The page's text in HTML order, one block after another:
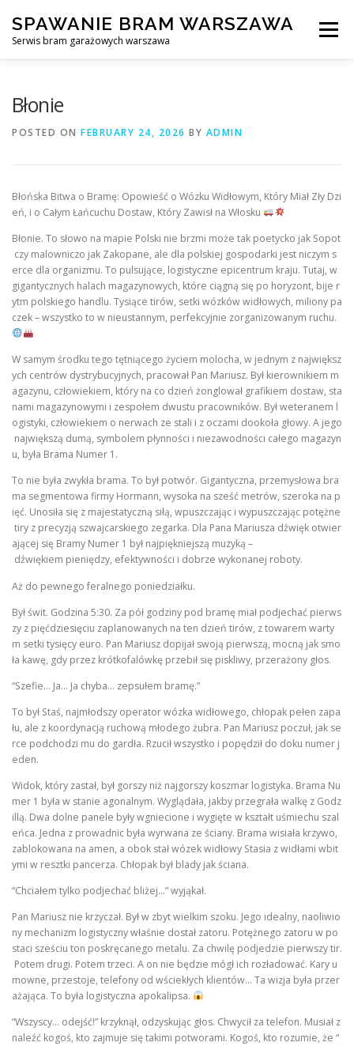
content
SPAWANIE BRAM WARSZAWA
Serwis bram garażowych warszawa
Menu
Błonie
POSTED ON FEBRUARY 24, 2026 BY ADMIN
Błońska Bitwa o Bramę: Opowieść o Wózku Widłowym, Który Miał Zły Dzi
eń, i o Całym Łańcuchu Dostaw, Który Zawisł na Włosku
Błonie. To słowo na mapie Polski nie brzmi może tak poetycko jak Sopot
czy malowniczo jak Zakopane, ale dla polskiej gospodarki jest niczym s
erce dla organizmu. To pulsujące, logistyczne epicentrum kraju. Tutaj, w
gigantycznych halach magazynowych, które ciągną się po horyzont, bije r
ytm polskiego handlu. Tysiące tirów, setki wózków widłowych, miliony pa
czek – wszystko to w nieustannym, perfekcyjnie zorganizowanym ruchu.
W samym środku tego tętniącego życiem molocha, w jednym z największ
ych centrów dystrybucyjnych, pracował Pan Mariusz. Był kierownikiem m
agazynu, człowiekiem, który na co dzień żonglował grafikiem dostaw, sta
nami magazynowymi i zespołem dwustu pracowników. Był weteranem l
ogistyki, człowiekiem o nerwach ze stali i z oczami dookoła głowy. A jego
największą dumą, symbolem płynności i niezawodności całego magazyn
u, była Brama Numer 1.
To nie była zwykła brama. To był potwór. Gigantyczna, przemysłowa bra
ma segmentowa firmy Hormann, wysoka na sześć metrów, szeroka na p
ięć. Unosiła się z majestatyczną siłą, wpuszczając i wypuszczając potężne
tiry z precyzją szwajcarskiego zegarka. Dla Pana Mariusza dźwięk otwier
ającej się Bramy Numer 1 był najpiękniejszą muzyką –
dźwiękiem pieniędzy, efektywności i dobrze wykonanej roboty.
Aż do pewnego feralnego poniedziałku.
Był świt. Godzina 5:30. Za pół godziny pod bramę miał podjechać pierws
zy z pięćdziesięciu zaplanowanych na ten dzień tirów, z towarem warty
m setki tysięcy euro. Pan Mariusz dopijał swoją pierwszą, mocną jak smo
ła kawę, gdy przez krótkofalówkę przebił się piskliwy, przerażony głos.
“Szefie… Ja… Ja chyba… zepsułem bramę.”
To był Staś, najmłodszy operator wózka widłowego, chłopak pełen zapa
łu, ale z koordynacją ruchową młodego żubra. Pan Mariusz poczuł, jak se
rce podchodzi mu do gardła. Rzucił wszystko i popędził do doku numer j
eden.
Widok, który zastał, był gorszy niż najgorszy koszmar logistyka. Brama Nu
mer 1 była w stanie agonalnym. Wyglądała, jakby przegrała walkę z Godz
illą. Dwa dolne panele były wgniecione i wygięte w kształt uśmiechu szal
eńca. Jedna z prowadnic była wyrwana ze ściany. Brama wisiała krzywo,
zablokowana na amen, a obok stał wózek widłowy Stasia z widłami wbit
ymi w resztki pancerza. Chłopak był blady jak ściana.
“Chciałem tylko podjechać bliżej…” wyjąkał.
Pan Mariusz nie krzyczał. Był w zbyt wielkim szoku. Jego idealny, naoliwio
ny mechanizm logistyczny właśnie dostał zatoru. Potężnego zatoru w po
staci sześciu ton poskręcanego metalu. Za chwilę podjedzie pierwszy tir.
Potem drugi. Potem trzeci. A on nie będzie mógł ich rozładować. Kary u
mowne, przestoje, telefony od wściekłych klientów… Ta wizja była przer
ażająca. To była logistyczna apokalipsa.
“Wszyscy… odejść!” krzyknął, odzyskując głos. Chwycił za telefon. Musiał z
naleźć kogoś, kto zajmuje się takimi potworami. Kogoś, kto rozumie, że “